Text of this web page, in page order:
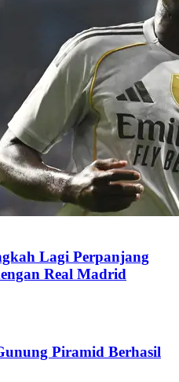
Lagi Perpanjang
Real Madrid
Piramid Berhasil